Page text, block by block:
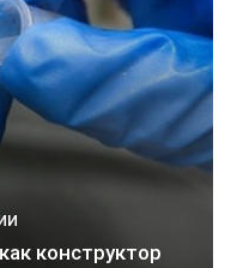
конструктор